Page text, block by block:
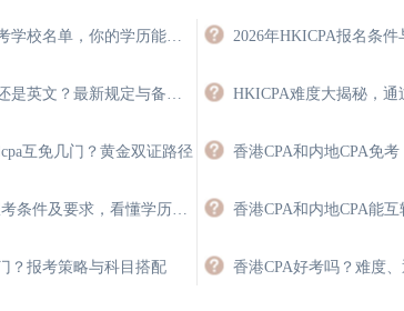
2026年HKICPA免考学校名单，你的学历能免多少门？
互免几门？黄金双证路径
？报考策略与科目搭配
2026年HKICPA报名条
HKICPA难度大揭秘，
香港CPA好考吗？难度